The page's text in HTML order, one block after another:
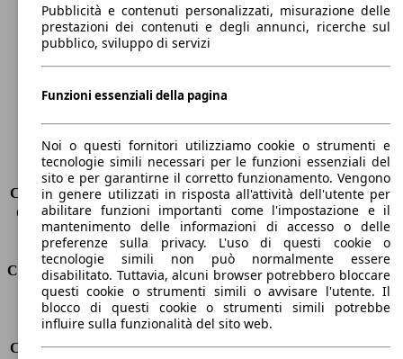
Lunghezza
4750 mm
Altezza
1880 mm
Larghezza
Peso massimo
2110 kg
Sedili
5
Carico sul tetto
-
Capacità di traino (senza freni) -
Capacità di traino (con freni)
1150 kg
Volume del bagagliaio
850 - 1538 l
Consumi
Emissioni di CO2*
128 g/km (komb.)
Consumo (urbano)
6.4 l/100km
Consumo (extra-urbano) 5.2 l/100km
Pubblicità e contenuti personalizzati, misurazione delle
prestazioni dei contenuti e degli annunci, ricerche sul
pubblico, sviluppo di servizi
Funzioni essenziali della pagina
Noi o questi fornitori utilizziamo cookie o strumenti e
tecnologie simili necessari per le funzioni essenziali del
sito e per garantirne il corretto funzionamento. Vengono
in genere utilizzati in risposta all'attività dell'utente per
abilitare funzioni importanti come l'impostazione e il
mantenimento delle informazioni di accesso o delle
preferenze sulla privacy. L'uso di questi cookie o
tecnologie simili non può normalmente essere
disabilitato. Tuttavia, alcuni browser potrebbero bloccare
questi cookie o strumenti simili o avvisare l'utente. Il
blocco di questi cookie o strumenti simili potrebbe
influire sulla funzionalità del sito web.